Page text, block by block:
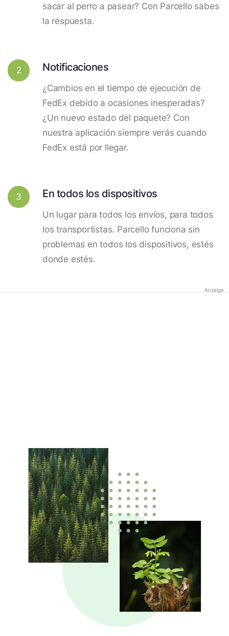
sacar al perro a pasear? Con Parcello sabes
la respuesta.
2 Notificaciones
¿Cambios en el tiempo de ejecución de
FedEx debido a ocasiones inesperadas?
¿Un nuevo estado del paquete? Con
nuestra aplicación siempre verás cuando
FedEx está por llegar.
3 En todos los dispositivos
Un lugar para todos los envíos, para todos
los transportistas. Parcello funciona sin
problemas en todos los dispositivos, estés
donde estés.
Anzeige